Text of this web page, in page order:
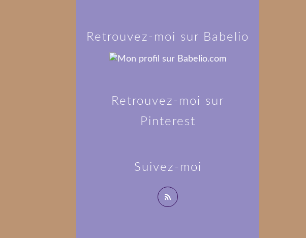
Suivez-moi
Retrouvez-moi sur Babelio
Retrouvez-moi sur
Pinterest